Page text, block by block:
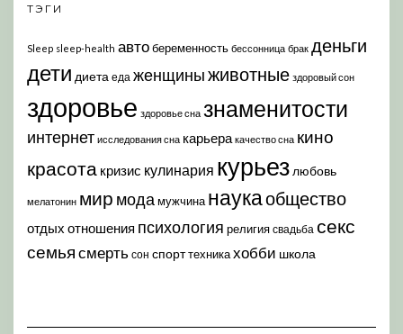
ТЭГИ
Sleep sleep-health автобеременность бессонница брак деньги
дети диета еда женщиныживотные здоровый сон
здоровье здоровье сна знаменитости
интернет исследования сна карьера качество сна кино
красота кризис кулинария курьез любовь
мелатонин мир модамужчина наукаобщество
отдых отношения психология религия свадьба секс
семья смерть сон спорттехникахобби школа